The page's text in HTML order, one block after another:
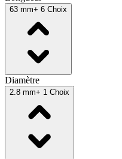
63 mm+ 6 Choix
Diamètre
2.8 mm+ 1 Choix